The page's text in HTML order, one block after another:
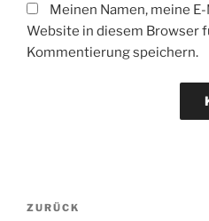
Meinen Namen, meine
Website in diesem Browser
Kommentierung speichern.
Beitragsnavigation
Vorheriger
ZURÜCK